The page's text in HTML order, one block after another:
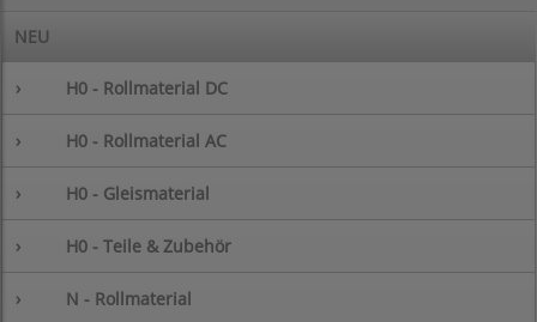
NEU
› H0 - Rollmaterial DC
› H0 - Rollmaterial AC
› H0 - Gleismaterial
› H0 - Teile & Zubehör
› N - Rollmaterial